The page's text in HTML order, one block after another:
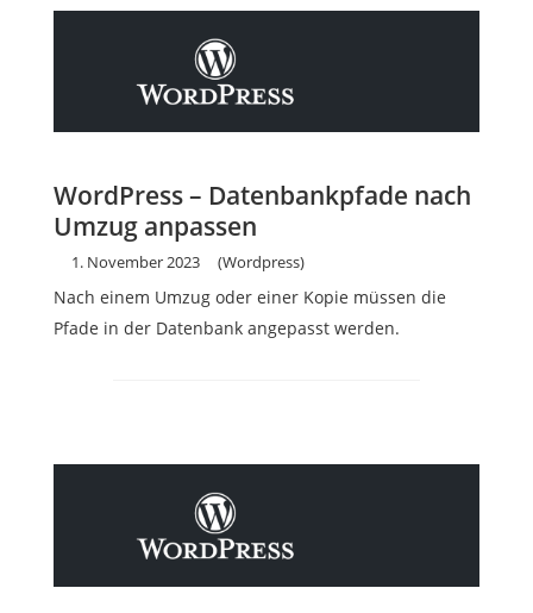
WordPress – Datenbankpfade nach
Umzug anpassen
1. November 2023 (Wordpress)
Nach einem Umzug oder einer Kopie müssen die
Pfade in der Datenbank angepasst werden.